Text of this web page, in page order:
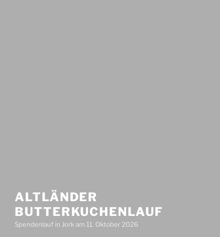
ALTLÄNDER
BUTTERKUCHENLAUF
Spendenlauf in Jork am 11. Oktober 2026